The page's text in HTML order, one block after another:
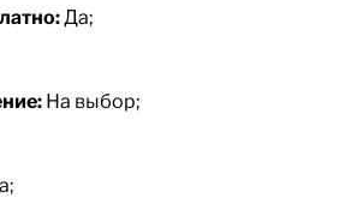
Да;
На выбор;